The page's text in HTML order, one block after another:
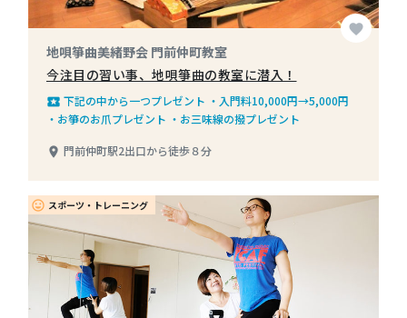
favorite
地唄箏曲美緒野会 門前仲町教室
今注目の習い事、地唄箏曲の教室に潜入！
local_play 下記の中から一つプレゼント ・入門料10,000円→5,000円
・お箏のお爪プレゼント ・お三味線の撥プレゼント
place 門前仲町駅2出口から徒歩８分
insert_emoticon スポーツ・トレーニング